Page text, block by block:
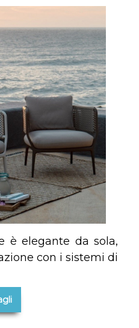
è elegante da sola,
con i sistemi di